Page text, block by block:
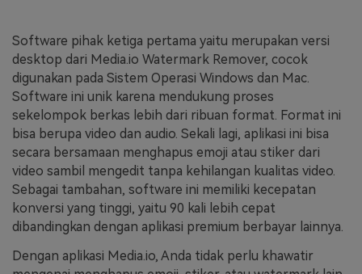
Software pihak ketiga pertama yaitu merupakan versi
desktop dari Media.io Watermark Remover, cocok
digunakan pada Sistem Operasi Windows dan Mac.
Software ini unik karena mendukung proses
sekelompok berkas lebih dari ribuan format. Format ini
bisa berupa video dan audio. Sekali lagi, aplikasi ini bisa
secara bersamaan menghapus emoji atau stiker dari
video sambil mengedit tanpa kehilangan kualitas video.
Sebagai tambahan, software ini memiliki kecepatan
konversi yang tinggi, yaitu 90 kali lebih cepat
dibandingkan dengan aplikasi premium berbayar lainnya.
Dengan aplikasi Media.io, Anda tidak perlu khawatir